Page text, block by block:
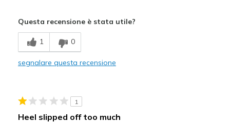
Comfortable
Travel
Questa recensione è stata utile?
1 0
segnalare questa recensione
1
Heel slipped off too much